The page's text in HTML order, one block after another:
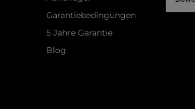
Garantiebedingungen
5 Jahre Garantie
Blog